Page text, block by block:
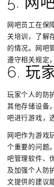
网吧员工在保
关培训，了解
的情况。网吧
遵守相关规定
6. 玩
玩家个人的防
其他存储设备
吧进行游戏，
网吧作为游戏
个重要的问题
吧管理软件、
及加强个人防
文提供的建议